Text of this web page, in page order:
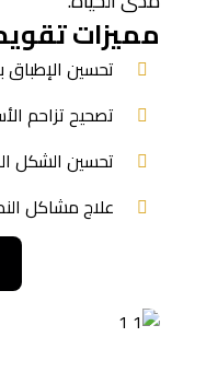
مميزات
تحسين الإطباق
تصحيح تزاحم
تحسين الشكل
علاج مشاكل